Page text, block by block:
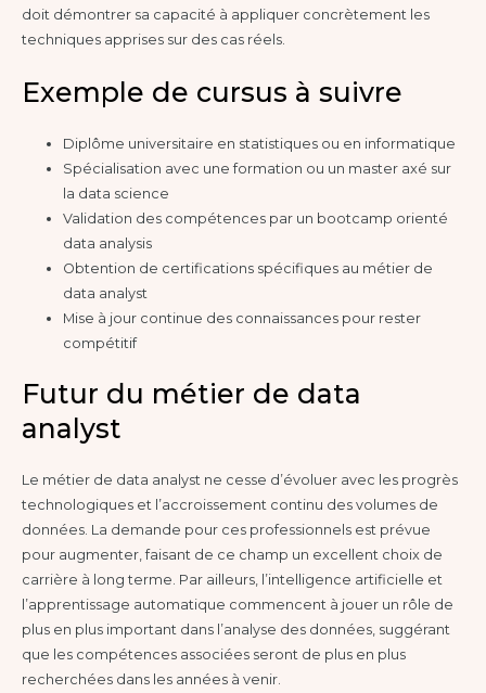
doit démontrer sa capacité à appliquer concrètement les
techniques apprises sur des cas réels.
Exemple de cursus à suivre
Diplôme universitaire en statistiques ou en informatique
Spécialisation avec une formation ou un master axé sur
la data science
Validation des compétences par un bootcamp orienté
data analysis
Obtention de certifications spécifiques au métier de
data analyst
Mise à jour continue des connaissances pour rester
compétitif
Futur du métier de data
analyst
Le métier de data analyst ne cesse d’évoluer avec les progrès
technologiques et l’accroissement continu des volumes de
données. La demande pour ces professionnels est prévue
pour augmenter, faisant de ce champ un excellent choix de
carrière à long terme. Par ailleurs, l’intelligence artificielle et
l’apprentissage automatique commencent à jouer un rôle de
plus en plus important dans l’analyse des données, suggérant
que les compétences associées seront de plus en plus
recherchées dans les années à venir.